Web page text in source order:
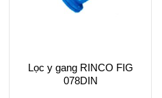
Lọc y gang RINCO FIG
078DIN